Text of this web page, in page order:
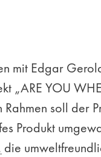
mit Edgar
„ARE YOU
Rahmen soll der
Produkt
die